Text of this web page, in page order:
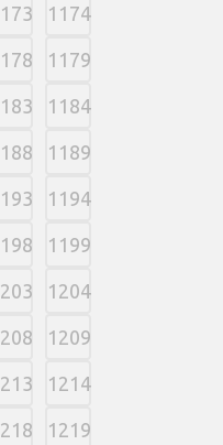
1174
1179
1184
1189
1194
1199
1204
1209
1214
1219